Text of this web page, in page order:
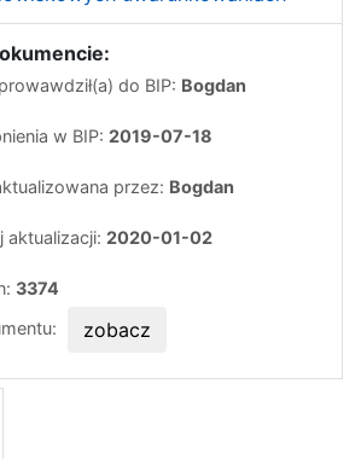
do BIP: Bogdan
w BIP: 2019-07-18
przez: Bogdan
aktualizacji: 2020-01-02
3374
zobacz